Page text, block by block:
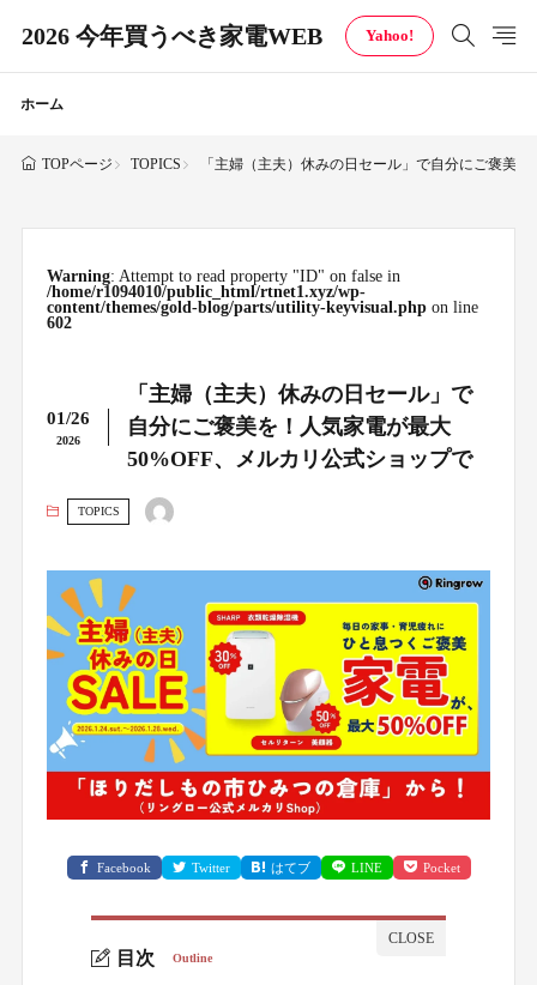
2026 今年買うべき家電WEB Yahoo!
ホーム
TOPページ TOPICS 「主婦（主夫）休みの日セール」で自分にご褒美
Warning: Attempt to read property "ID" on false in
/home/r1094010/public_html/rtnet1.xyz/wp-
content/themes/gold-blog/parts/utility-keyvisual.phpon line
602
01/26
2026
「主婦（主夫）休みの日セール」で
自分にご褒美を！人気家電が最大
50%OFF、メルカリ公式ショップで
TOPICS
Facebook Twitter はてブ LINE Pocket
目次 Outline